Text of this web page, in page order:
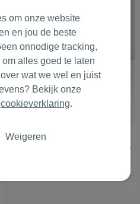
om onze website
en jou de beste
onnodige tracking,
alles goed te laten
wat we wel en juist
Bekijk onze
cookieverklaring.
Weigeren